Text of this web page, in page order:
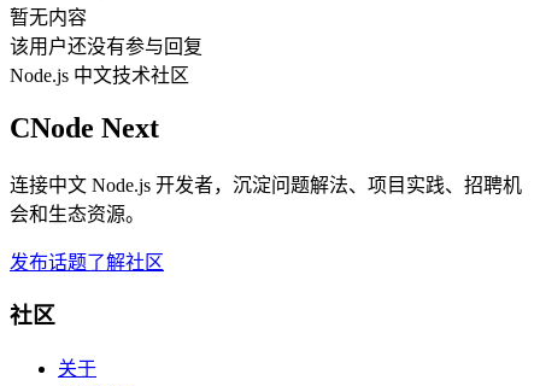
暂无内容
该用户还没有参与回复
Node.js 中文技术社区
CNode Next
连接中文 Node.js 开发者，沉淀问题解法、项目实践、招聘机
会和生态资源。
发布话题了解社区
社区
关于